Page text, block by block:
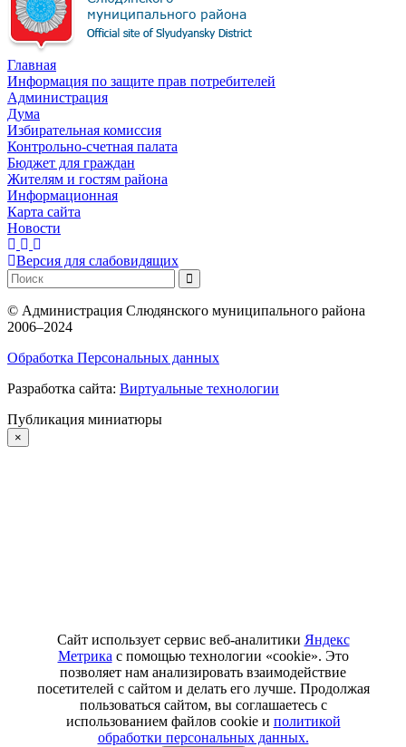
Главная
Информация по защите прав потребителей
Администрация
Дума
Избирательная комиссия
Контрольно-счетная палата
Бюджет для граждан
Жителям и гостям района
Информационная
Карта сайта
Новости
Версия для слабовидящих
© Администрация Слюдянского муниципального района
2006–2024
Обработка Персональных данных
Разработка сайта: Виртуальные технологии
Публикация миниатюры
×
Сайт использует сервис веб-аналитики Яндекс
Метрика с помощью технологии «cookie». Это
позволяет нам анализировать взаимодействие
посетителей с сайтом и делать его лучше. Продолжая
пользоваться сайтом, вы соглашаетесь с
использованием файлов cookie и политикой
обработки персональных данных.